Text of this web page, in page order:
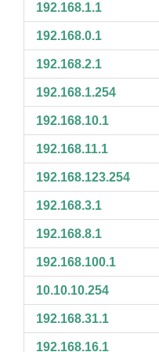
192.168.1.1
192.168.0.1
192.168.2.1
192.168.1.254
192.168.10.1
192.168.11.1
192.168.123.254
192.168.3.1
192.168.8.1
192.168.100.1
10.10.10.254
192.168.31.1
192.168.16.1